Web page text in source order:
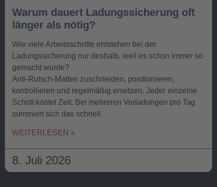
Warum dauert Ladungssicherung oft
länger als nötig?
Wie viele Arbeitsschritte entstehen bei der
Ladungssicherung nur deshalb, weil es schon immer so
gemacht wurde?
Anti-Rutsch-Matten zuschneiden, positionieren,
kontrollieren und regelmäßig ersetzen. Jeder einzelne
Schritt kostet Zeit. Bei mehreren Verladungen pro Tag
summiert sich das schnell.
WEITERLESEN »
8. Juli 2026